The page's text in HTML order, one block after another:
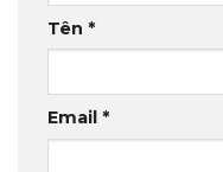
Tên *
Email *